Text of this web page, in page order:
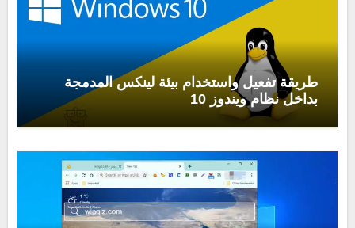
طريقة تفعيل واستخدام بيئة لينكس المدمجة
بداخل نظام ويندوز 10